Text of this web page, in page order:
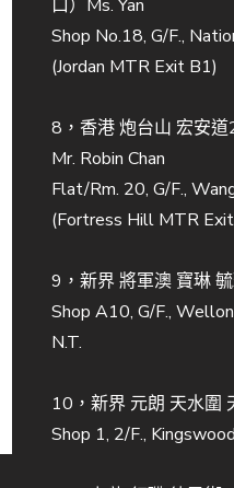
口）Ms. Yan
Shop No.18, G/F.,
(Jordan MTR Exit B1)
8，香港 炮台山 宏安
Mr. Robin Chan
Flat/Rm. 20, G/F.,
(Fortress Hill MTR
9，新界 將軍澳 寶琳
Shop A10, G/F.,
N.T.
10，新界 元朗 天水圍
Shop 1, 2/F.,